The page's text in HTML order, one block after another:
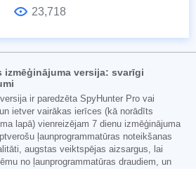
23,718
izmēģinājuma versija: svarīgi
ir paredzēta SpyHunter Pro vai
ietver vairākas ierīces (kā norādīts
lapā) vienreizējam 7 dienu izmēģinājuma
ļaunprogrammatūras noteikšanas
augstas veiktspējas aizsargus, lai
no ļaunprogrammatūras draudiem, un